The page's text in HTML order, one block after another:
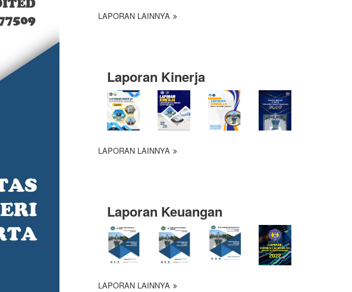
LAPORAN LAINNYA
Laporan Kinerja
LAPORAN LAINNYA
Laporan Keuangan
LAPORAN LAINNYA